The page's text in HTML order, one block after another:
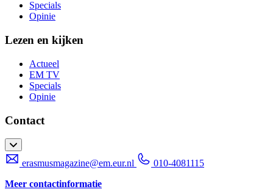
Specials
Opinie
Lezen en kijken
Actueel
EM TV
Specials
Opinie
Contact
erasmusmagazine@em.eur.nl
010-4081115
Meer contactinformatie